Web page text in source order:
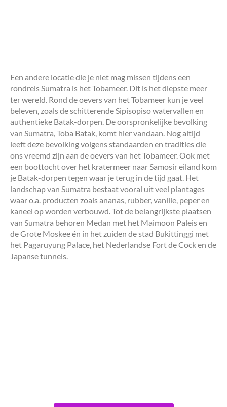
Een andere locatie die je niet mag missen tijdens een
rondreis Sumatra is het Tobameer. Dit is het diepste meer
ter wereld. Rond de oevers van het Tobameer kun je veel
beleven, zoals de schitterende Sipisopiso watervallen en
authentieke Batak-dorpen. De oorspronkelijke bevolking
van Sumatra, Toba Batak, komt hier vandaan. Nog altijd
leeft deze bevolking volgens standaarden en tradities die
ons vreemd zijn aan de oevers van het Tobameer. Ook met
een boottocht over het kratermeer naar Samosir eiland kom
je Batak-dorpen tegen waar je terug in de tijd gaat. Het
landschap van Sumatra bestaat vooral uit veel plantages
waar o.a. producten zoals ananas, rubber, vanille, peper en
kaneel op worden verbouwd. Tot de belangrijkste plaatsen
van Sumatra behoren Medan met het Maimoon Paleis en
de Grote Moskee én in het zuiden de stad Bukittinggi met
het Pagaruyung Palace, het Nederlandse Fort de Cock en de
Japanse tunnels.